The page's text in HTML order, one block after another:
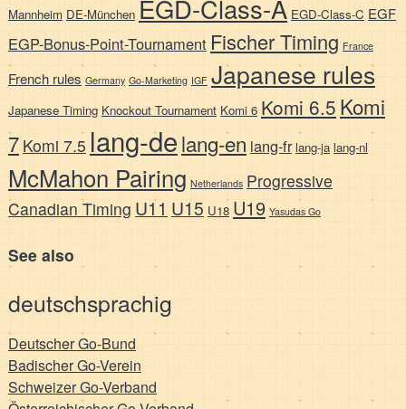
Mannheim DE-München EGD-Class-A EGD-Class-C EGF
EGP-Bonus-Point-Tournament Fischer Timing France
French rules Germany Go-Marketing IGF Japanese rules
Japanese Timing Knockout Tournament Komi 6 Komi 6.5Komi
7 Komi 7.5 lang-delang-en lang-fr lang-ja lang-nl
McMahon Pairing Netherlands Progressive
Canadian Timing U11 U15 U18 U19 Yasudas Go
See also
deutschsprachig
Deutscher Go-Bund
Badischer Go-Verein
Schweizer Go-Verband